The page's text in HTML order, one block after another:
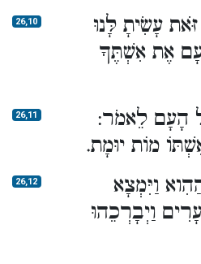
26,10
עָשִׂיתָ לָּנוּ
אֶת אִשְׁתֶּךָ
26,11
הָעָם לֵאמֹר:
מוֹת יוּמָת.
26,12
וַיִּמְצָא
וַיְבָרְכֵהוּ